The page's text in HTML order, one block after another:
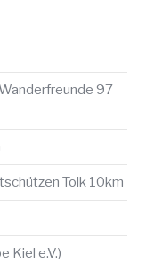
97
Tolk 10km
Kiel e.V.)